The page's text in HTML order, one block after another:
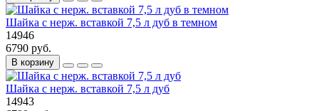
Шайка с нерж. вставкой 7,5 л дуб в темном
14946
6790 руб.
В корзину
Шайка с нерж. вставкой 7,5 л дуб
14943